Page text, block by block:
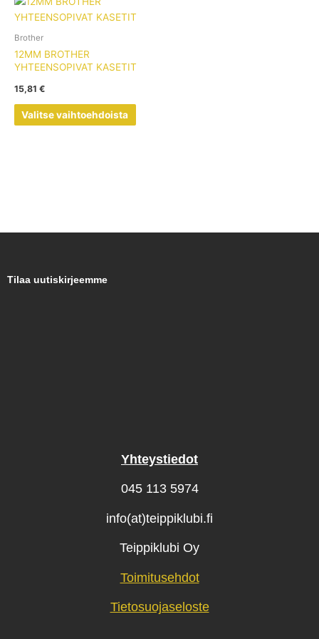
Brother
12MM BROTHER
YHTEENSOPIVAT KASETIT
15,81 €
Valitse vaihtoehdoista
tuotteella
muunnelma.
tuotteen
Tilaa uutiskirjeemme
Yhteystiedot
045 113 5974
info(at)teippiklubi.fi
Teippiklubi Oy
Toimitusehdot
Tietosuojaseloste